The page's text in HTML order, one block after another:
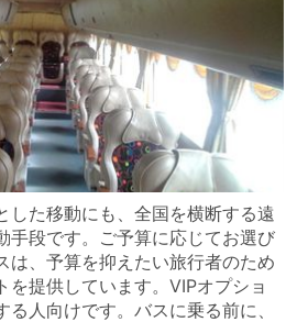
した移動にも、全国を横断する遠
手段です。ご予算に応じてお選び
は、予算を抑えたい旅行者のため
を提供しています。VIPオプショ
人向けです。バスに乗る前に、